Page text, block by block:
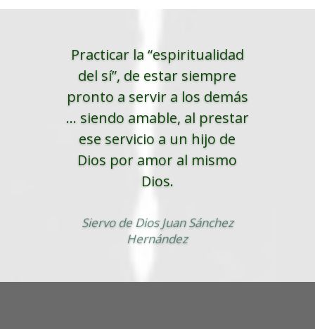
Practicar la “espiritualidad
del sí”, de estar siempre
pronto a servir a los demás
... siendo amable, al prestar
ese servicio a un hijo de
Dios por amor al mismo
Dios.
Siervo de Dios Juan Sánchez
Hernández